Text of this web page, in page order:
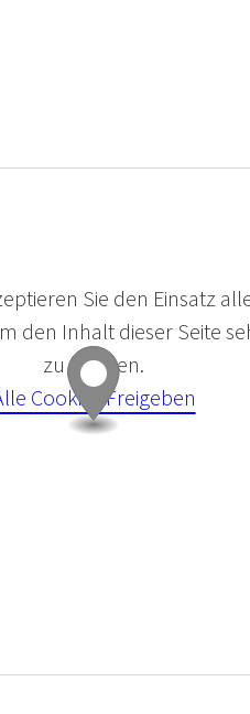
Sie den Einsatz
den Inhalt dieser Seite
zu können.
Cookies Freigeben